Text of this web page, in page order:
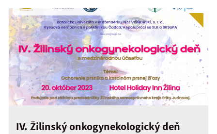
IV. Žilinský onkogynekologický deň